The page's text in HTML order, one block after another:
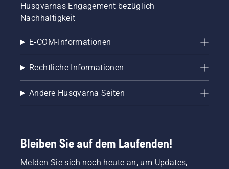
finden,
die zu
ihrer
Einrichtung
Husqvarnas Engagement bezüglich
Nachhaltigkeit
E-COM-Informationen
Rechtliche Informationen
Andere Husqvarna Seiten
Bleiben Sie auf dem Laufenden!
Melden Sie sich noch heute an, um Updates,